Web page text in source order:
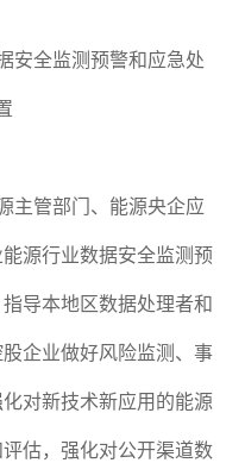
安全监测预警和应急处
主管部门、能源央企应
源行业数据安全监测预
导本地区数据处理者和
企业做好风险监测、事
对新技术新应用的能源
估，强化对公开渠道数